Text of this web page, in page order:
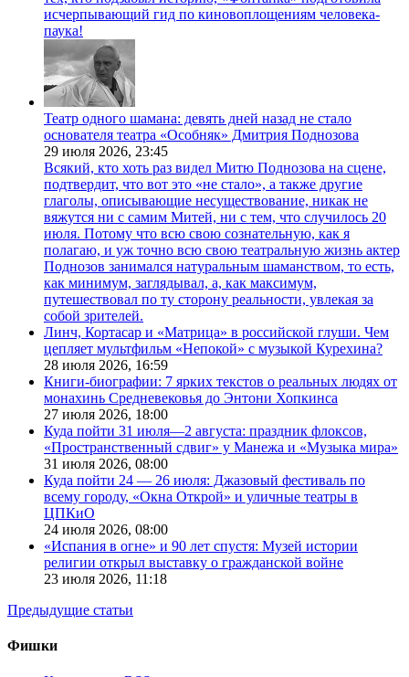
исчерпывающий гид по киновоплощениям человека-
паука!
Театр одного шамана: девять дней назад не стало
основателя театра «Особняк» Дмитрия Поднозова
29 июля 2026, 23:45
Всякий, кто хоть раз видел Митю Поднозова на сцене,
подтвердит, что вот это «не стало», а также другие
глаголы, описывающие несуществование, никак не
вяжутся ни с самим Митей, ни с тем, что случилось 20
июля. Потому что всю свою сознательную, как я
полагаю, и уж точно всю свою театральную жизнь актер
Поднозов занимался натуральным шаманством, то есть,
как минимум, заглядывал, а, как максимум,
путешествовал по ту сторону реальности, увлекая за
собой зрителей.
Линч, Кортасар и «Матрица» в российской глуши. Чем
цепляет мультфильм «Непокой» с музыкой Курехина?
28 июля 2026, 16:59
Книги-биографии: 7 ярких текстов о реальных людях от
монахинь Средневековья до Энтони Хопкинса
27 июля 2026, 18:00
Куда пойти 31 июля—2 августа: праздник флоксов,
«Пространственный сдвиг» у Манежа и «Музыка мира»
31 июля 2026, 08:00
Куда пойти 24 — 26 июля: Джазовый фестиваль по
всему городу, «Окна Открой» и уличные театры в
ЦПКиО
24 июля 2026, 08:00
«Испания в огне» и 90 лет спустя: Музей истории
религии открыл выставку о гражданской войне
23 июля 2026, 11:18
Предыдущие статьи
Фишки